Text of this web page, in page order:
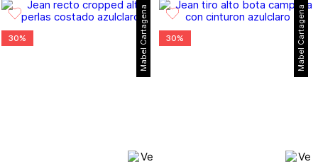
Mabel Cartagena
30% Mabel Cartagena
30%